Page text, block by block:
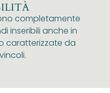
completamente
inseribili anche in
caratterizzate da